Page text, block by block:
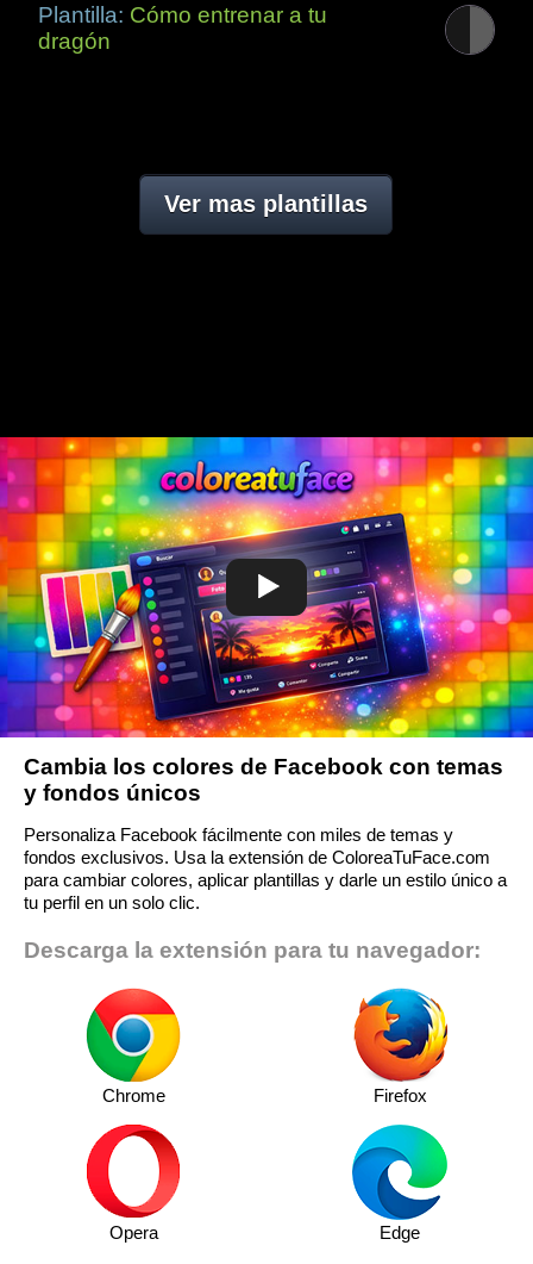
Plantilla: Cómo entrenar a tu
dragón
Ver mas plantillas
Cambia los colores de Facebook con temas
y fondos únicos
Personaliza Facebook fácilmente con miles de temas y
fondos exclusivos. Usa la extensión de ColoreaTuFace.com
para cambiar colores, aplicar plantillas y darle un estilo único a
tu perfil en un solo clic.
Descarga la extensión para tu navegador:
Chrome Firefox
Opera Edge